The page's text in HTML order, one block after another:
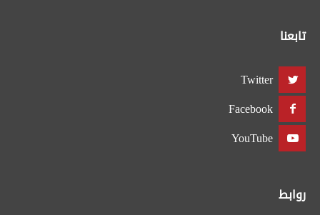
تابعنا
Twitter
Facebook
YouTube
روابط